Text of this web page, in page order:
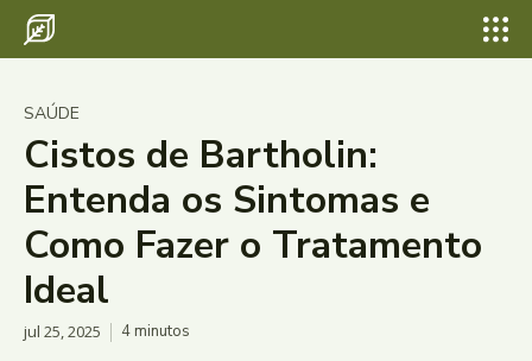
SAÚDE
Cistos de Bartholin:
Entenda os Sintomas e
Como Fazer o Tratamento
Ideal
jul 25, 2025 4minutos